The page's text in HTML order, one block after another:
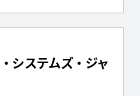
システムズ・ジャ